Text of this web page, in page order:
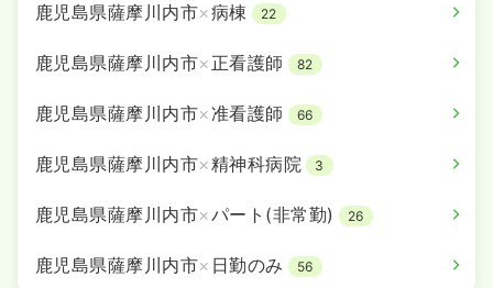
鹿児島県薩摩川内市×病棟 22
鹿児島県薩摩川内市× 正看護師 82
鹿児島県薩摩川内市×准看護師 66
鹿児島県薩摩川内市×精神科病院 3
鹿児島県薩摩川内市×パート(非常勤) 26
鹿児島県薩摩川内市× 日勤のみ 56